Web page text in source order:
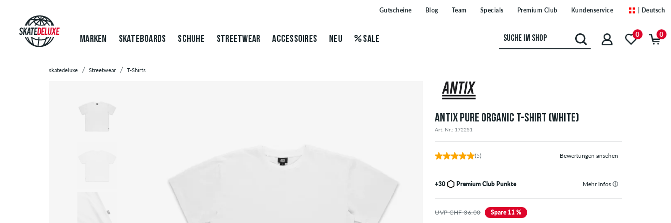
Gutscheine Blog Team Specials Premium Club Kundenservice | Deutsch
MARKEN SKATEBOARDS SCHUHE STREETWEAR ACCESSOIRES NEU SALE 0 0
skatedeluxe Streetwear T-Shirts
ANTIX PURE ORGANIC T-SHIRT (WHITE)
Art. Nr.: 172251
(5) Bewertungen ansehen
+30 Premium Club Punkte Mehr Infos
UVP CHF 36.00 Spare 11 %